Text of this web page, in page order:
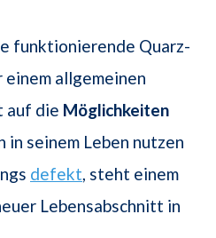
funktionierende Quarz-
einem allgemeinen
auf die Möglichkeiten
in seinem Leben nutzen
defekt, steht einem
Lebensabschnitt in